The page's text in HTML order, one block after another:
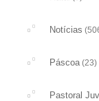
Notícias
Páscoa (23)
Pastoral